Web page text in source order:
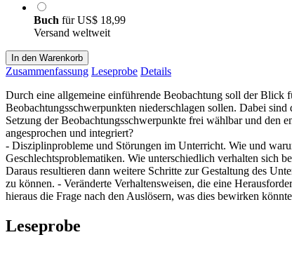
Buch fürUS$ 18,99
Versand weltweit
In den Warenkorb
Zusammenfassung Leseprobe Details
Durch eine allgemeine einführende Beobachtung soll der Blick
Beobachtungsschwerpunkten niederschlagen sollen. Dabei
Setzung der Beobachtungsschwerpunkte frei wählbar und den
angesprochen und integriert?
- Disziplinprobleme und Störungen im Unterricht. Wie und
Geschlechtsproblematiken. Wie unterschiedlich verhalten sich
Daraus resultieren dann weitere Schritte zur Gestaltung des
zu können. - Veränderte Verhaltensweisen, die eine
hieraus die Frage nach den Auslösern, was dies bewirken
Leseprobe